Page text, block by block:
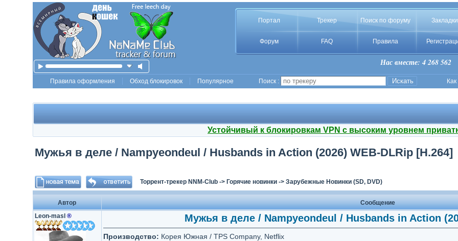
Портал Трекер Поиск по форуму Закладки
Форум FAQ Правила
Нас вместе: 4 268 562
Правила оформления Обход блокировок Популярное Поиск :
Устойчивый к блокировкам VPN с высоким уровнем
Мужья в деле / Nampyeondeul / Husbands in Action (2026) WEB-DLRip [H.264]
Торрент-трекер NNM-Club-> Горячие новинки-> Зарубежные Новинки (SD, DVD)
Автор
Сообщение
Leon-masl ® Мужья в деле / Nampyeondeul / Husbands in Action
Производство: Корея Южная / TPS Company, Netflix